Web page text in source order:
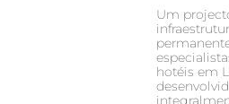
Um
hotéis em